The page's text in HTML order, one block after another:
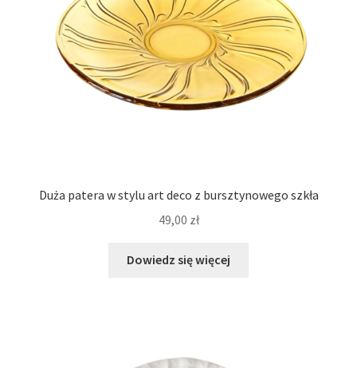
Duża patera w stylu art deco z bursztynowego szkła
49,00 zł
Dowiedz się więcej